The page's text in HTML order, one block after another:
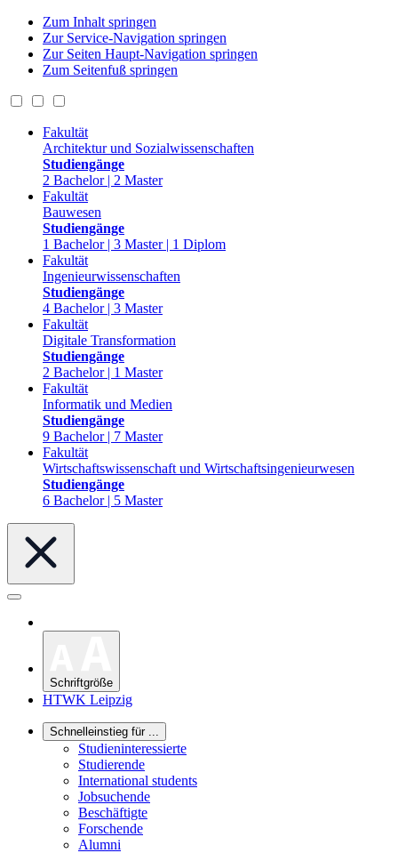
Zum Inhalt springen
Zur Service-Navigation springen
Zur Seiten Haupt-Navigation springen
Zum Seitenfuß springen
Fakultät
Architektur und Sozialwissenschaften
Studiengänge
2 Bachelor | 2 Master
Fakultät
Bauwesen
Studiengänge
1 Bachelor | 3 Master | 1 Diplom
Fakultät
Ingenieurwissenschaften
Studiengänge
4 Bachelor | 3 Master
Fakultät
Digitale Transformation
Studiengänge
2 Bachelor | 1 Master
Fakultät
Informatik und Medien
Studiengänge
9 Bachelor | 7 Master
Fakultät
Wirtschaftswissenschaft und Wirtschaftsingenieurwesen
Studiengänge
6 Bachelor | 5 Master
Schriftgröße
HTWK Leipzig
Schnelleinstieg für ...
Studieninteressierte
Studierende
International students
Jobsuchende
Beschäftigte
Forschende
Alumni